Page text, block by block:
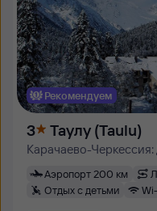
Рекомендуем
3 Таулу (Taulu)
Карачаево-
Аэропорт 200 км
Отдых с детьми